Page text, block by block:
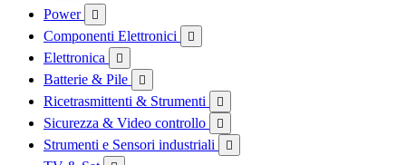
Power

Componenti Elettronici 
Elettronica 
Batterie & Pile 
Ricetrasmittenti & Strumenti 
Sicurezza & Video controllo 
Strumenti e Sensori industriali 